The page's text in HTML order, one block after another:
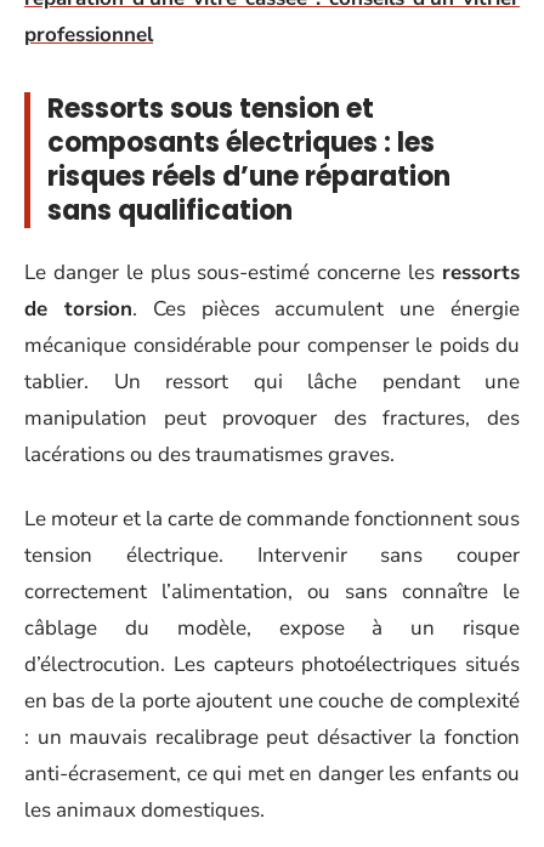
professionnel
Ressorts sous tension et
composants électriques : les
risques réels d’une réparation
sans qualification
Le danger le plus sous-estimé concerne les ressorts
de torsion. Ces pièces accumulent une énergie
mécanique considérable pour compenser le poids du
tablier. Un ressort qui lâche pendant une
manipulation peut provoquer des fractures, des
lacérations ou des traumatismes graves.
Le moteur et la carte de commande fonctionnent sous
tension électrique. Intervenir sans couper
correctement l’alimentation, ou sans connaître le
câblage du modèle, expose à un risque
d’électrocution. Les capteurs photoélectriques situés
en bas de la porte ajoutent une couche de complexité
: un mauvais recalibrage peut désactiver la fonction
anti-écrasement, ce qui met en danger les enfants ou
les animaux domestiques.